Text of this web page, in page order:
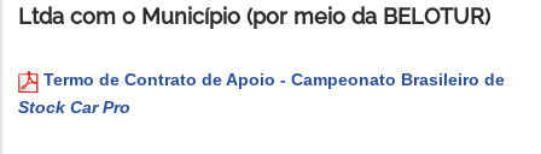
Ltda com o Município (por meio da BELOTUR)
Termo de Contrato de Apoio - Campeonato Brasileiro de
Stock Car Pro